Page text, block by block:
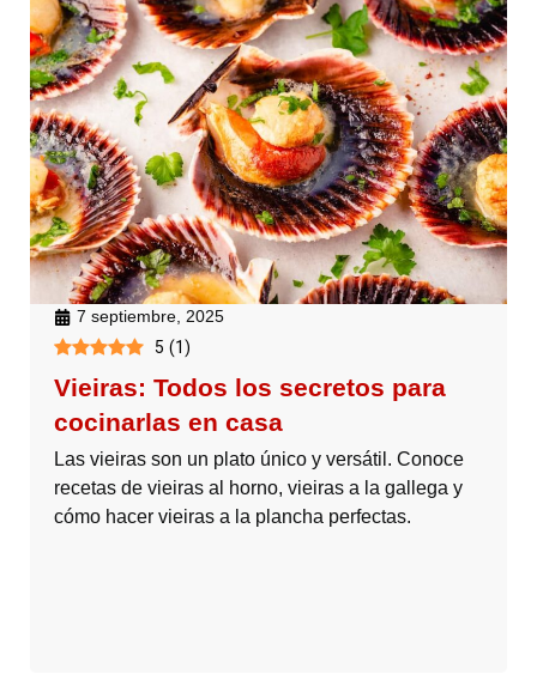
7 septiembre, 2025
5 (1)
Vieiras: Todos los secretos para
cocinarlas en casa
Las vieiras son un plato único y versátil. Conoce
recetas de vieiras al horno, vieiras a la gallega y
cómo hacer vieiras a la plancha perfectas.